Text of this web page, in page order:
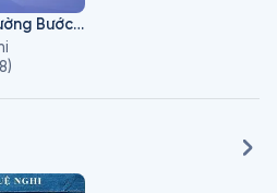
những dự án cộng đồng trong
Can Trường Bước Tiếp
)